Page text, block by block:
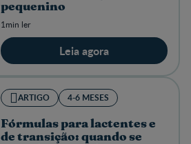
pequenino
1min ler
Leia agora
ARTIGO 4-6 MESES
Fórmulas para lactentes e
de transição: quando se